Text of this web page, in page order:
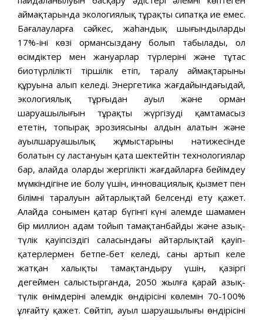
аймақтарында экологиялық тұрақты сипатқа ие емес.
Бағалауларға сәйкес, жаһандық шығындылардың
17%-інің көзі ормансыздану болып табылады, ол
өсімдіктер мен жануарлар түрлерінің және тұтас
биотүрліліктің тіршілік етіп, таралу аймақтарының
құруына алып келеді. Энергетика жағдайындағыдай,
экологиялық тұрғыдан ауыл және орман
шаруашылығын тұрақты жүргізуді қамтамасыз
ететін, топырақ эрозиясының алдын алатын және
ауылшаруашылық жұмыстарының нәтижесінде
болатын су ластануын қатаң шектейтін технологиялар
бар, алайда оларды жергілікті жағдайларға бейімдеу
мүмкіндігіне ие болу үшін, инновациялық қызмет пен
білімнің таралуын айтарлықтай белсенді ету қажет.
Алайда сонымен қатар бүгінгі күні әлемде шамамен
бір миллион адам тойып тамақтанбайды және азық-
түлік қауіпсіздігі саласындағы айтарлықтай қауіп-
қатерлермен бетпе-бет келеді, саны артып келе
жатқан халықты тамақтандыру үшін, қазіргі
деңгеймен салыстырганда, 2050 жылға қарай азық-
түлік өнімдерінің әлемдік өндірісінің көлемін 70-100%
ұлғайту қажет. Сөйтіп, ауыл шаруашылығы өндірісінің